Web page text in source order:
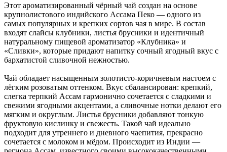
Этот ароматизированный чёрный чай создан на основе
крупнолистового индийского Ассама Пеко — одного из
самых популярных и крепких сортов чая в мире. В состав
входят слайсы клубники, листья брусники и идентичный
натуральному пищевой ароматизатор «Клубника» и
«Сливки», которые придают напитку сочный ягодный вкус с
бархатистой сливочной нежностью.
Чай обладает насыщенным золотисто-коричневым настоем с
лёгким розоватым оттенком. Вкус сбалансирован: крепкий,
слегка терпкий Ассам гармонично сочетается с сладкими и
свежими ягодными акцентами, а сливочные нотки делают его
мягким и округлым. Листья брусники добавляют тонкую
фруктовую кислинку и свежесть. Такой чай идеально
подходит для утреннего и дневного чаепития, прекрасно
сочетается с молоком и мёдом. Происходит из Индии —